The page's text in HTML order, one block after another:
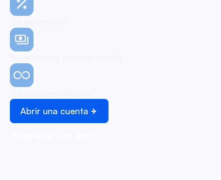
Abrir una cuenta